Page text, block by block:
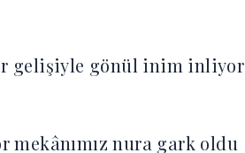
gelişiyle gönül inim inliyor
mekânımız nura gark oldu